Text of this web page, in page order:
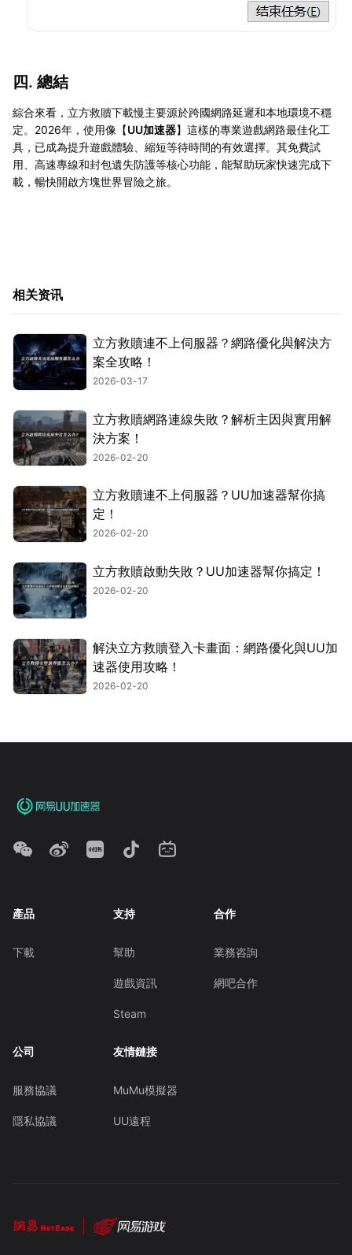
四. 總結
綜合來看，立方救贖下載慢主要源於跨國網路延遲和本地環境不穩
定。2026年，使用像【UU加速器】這樣的專業遊戲網路最佳化工
具，已成為提升遊戲體驗、縮短等待時間的有效選擇。其免費試
用、高速專線和封包遺失防護等核心功能，能幫助玩家快速完成下
載，暢快開啟方塊世界冒險之旅。
相关资讯
立方救贖連不上伺服器？網路優化與解決方
案全攻略！
2026-03-17
立方救贖網路連線失敗？解析主因與實用解
決方案！
2026-02-20
立方救贖連不上伺服器？UU加速器幫你搞
定！
2026-02-20
立方救贖啟動失敗？UU加速器幫你搞定！
2026-02-20
解決立方救贖登入卡畫面：網路優化與UU加
速器使用攻略！
2026-02-20
產品
下載
支持
幫助
遊戲資訊
Steam
合作
業務咨詢
網吧合作
公司
服務協議
隱私協議
友情鏈接
MuMu模擬器
UU遠程